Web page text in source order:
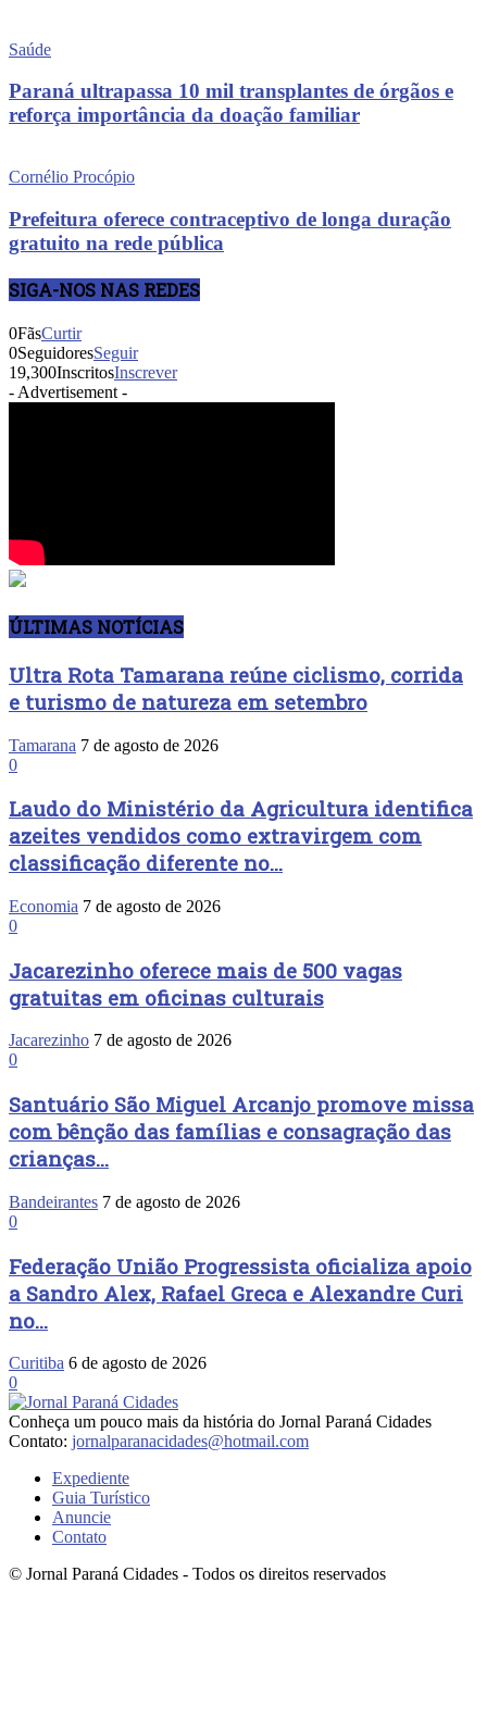
Saúde
Paraná ultrapassa 10 mil transplantes de órgãos e
reforça importância da doação familiar
Cornélio Procópio
Prefeitura oferece contraceptivo de longa duração
gratuito na rede pública
SIGA-NOS NAS REDES
0FãsCurtir
0SeguidoresSeguir
19,300InscritosInscrever
- Advertisement -
ÚLTIMAS NOTÍCIAS
Ultra Rota Tamarana reúne ciclismo, corrida
e turismo de natureza em setembro
Tamarana 7 de agosto de 2026
0
Laudo do Ministério da Agricultura identifica
azeites vendidos como extravirgem com
classificação diferente no...
Economia 7 de agosto de 2026
0
Jacarezinho oferece mais de 500 vagas
gratuitas em oficinas culturais
Jacarezinho 7 de agosto de 2026
0
Santuário São Miguel Arcanjo promove missa
com bênção das famílias e consagração das
crianças...
Bandeirantes 7 de agosto de 2026
0
Federação União Progressista oficializa apoio
a Sandro Alex, Rafael Greca e Alexandre Curi
no...
Curitiba 6 de agosto de 2026
0
Conheça um pouco mais da história do Jornal Paraná Cidades
Contato: jornalparanacidades@hotmail.com
Expediente
Guia Turístico
Anuncie
Contato
© Jornal Paraná Cidades - Todos os direitos reservados